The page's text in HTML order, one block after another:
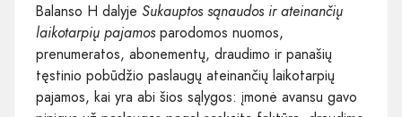
Balanso H dalyje Sukauptos sąnaudos ir ateinančių
laikotarpių pajamosparodomos nuomos,
prenumeratos, abonementų, draudimo ir panašių
tęstinio pobūdžio paslaugų ateinančių laikotarpių
pajamos, kai yra abi šios sąlygos: įmonė avansu gavo